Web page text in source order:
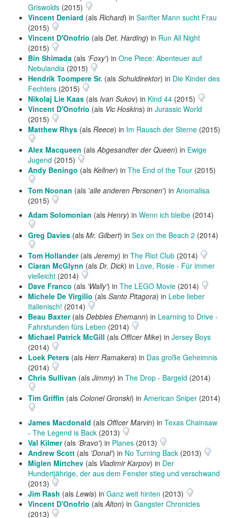
Griswolds (2015)
Vincent Deniard (als Richard) in Sanfter Mann sucht Frau
(2015)
Vincent D'Onofrio (als Det. Harding) in Run All Night
(2015)
Bin Shimada (als 'Foxy') in One Piece: Abenteuer auf
Nebulandia (2015)
Hendrik Toompere Sr. (als Schuldirektor) in Die Kinder des
Fechters (2015)
Nikolaj Lie Kaas (als Ivan Sukov) in Kind 44 (2015)
Vincent D'Onofrio (als Vic Hoskins) in Jurassic World
(2015)
Matthew Rhys (als Reece) in Im Rausch der Sterne (2015)
Alex Macqueen (alsAbgesandter der Queen) in Ewige
Jugend (2015)
Andy Beningo (als Kellner) in The End of the Tour (2015)
Tom Noonan (als 'alle anderen Personen') in Anomalisa
(2015)
Adam Solomonian (als Henry) in Wenn ich bleibe (2014)
Greg Davies (als Mr. Gilbert) in Sex on the Beach 2 (2014)
Tom Hollander(als Jeremy) in The Riot Club (2014)
Ciaran McGlynn (als Dr. Dick) in Love, Rosie - Für immer
vielleicht (2014)
Dave Franco (als 'Wally') in The LEGO Movie (2014)
Michele De Virgilio (als Santo Pitagora) in Lebe lieber
Italienisch! (2014)
Beau Baxter(als Debbies Ehemann) in Learning to Drive -
Fahrstunden fürs Leben (2014)
Michael Patrick McGill (als Officer Mike) in Jersey Boys
(2014)
Loek Peters (als Herr Ramakers) in Das große Geheimnis
(2014)
Chris Sullivan (als Jimmy) in The Drop - Bargeld (2014)
Tim Griffin (als Colonel Gronski) in American Sniper (2014)
James Macdonald (als Officer Marvin) in Texas Chainsaw
- The Legend is Back (2013)
Val Kilmer(als 'Bravo') in Planes (2013)
Andrew Scott (als 'Donal') in No Turning Back (2013)
Miglen Mirtchev (als Vladimir Karpov) in Der
Hundertjährige, der aus dem Fenster stieg und verschwand
(2013)
Jim Rash (als Lewis) in Ganz weit hinten (2013)
Vincent D'Onofrio (alsAlton) in Gangster Chronicles
(2013)